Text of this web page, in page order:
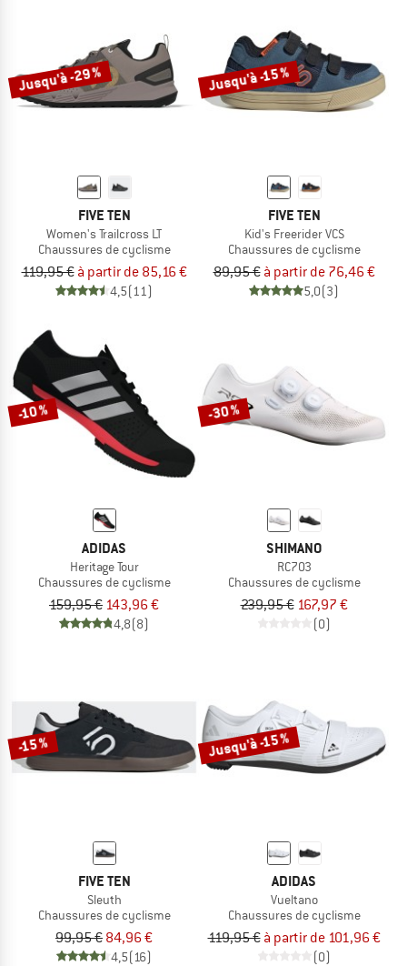
Jusqu'à -29 %
FIVE TEN
Women's Trailcross LT
Chaussures de cyclisme
119,95 € à partir de 85,16 €
4,5(11)
Jusqu'à -15 %
FIVE TEN
Kid's Freerider VCS
Chaussures de cyclisme
89,95 € à partir de 76,46 €
5,0(3)
-10 %
ADIDAS
Heritage Tour
Chaussures de cyclisme
159,95 € 143,96 €
4,8(8)
-30 %
SHIMANO
RC703
Chaussures de cyclisme
239,95 € 167,97 €
(0)
-15 %
FIVE TEN
Sleuth
Chaussures de cyclisme
99,95 € 84,96 €
4,5(16)
Jusqu'à -15 %
ADIDAS
Vueltano
Chaussures de cyclisme
119,95 € à partir de 101,96 €
(0)